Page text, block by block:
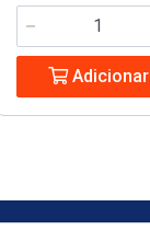
Adicionar